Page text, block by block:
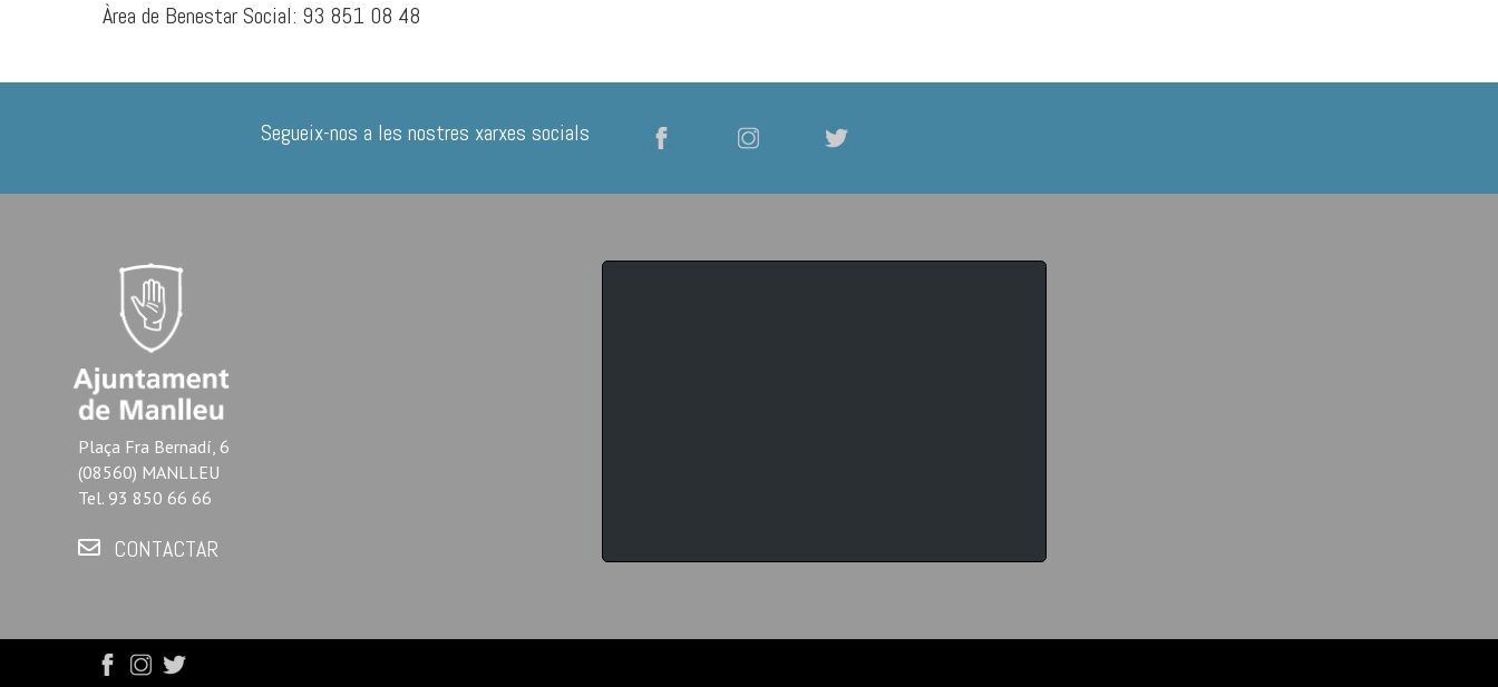
Àrea de Benestar Social: 93 851 08 48
Segueix-nos a les nostres xarxes socials
Plaça Fra Bernadí, 6
(08560) MANLLEU
Tel. 93 850 66 66
CONTACTAR